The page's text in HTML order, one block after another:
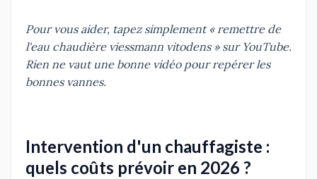
Pour vous aider, tapez simplement « remettre de
l'eau chaudière viessmann vitodens » sur YouTube.
Rien ne vaut une bonne vidéo pour repérer les
bonnes vannes.
Intervention d'un chauffagiste :
quels coûts prévoir en 2026 ?